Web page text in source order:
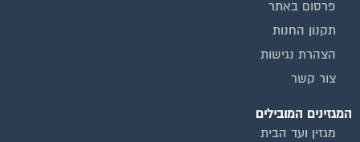
פרסום באתר
תקנון החנות
הצהרת נגישות
צור קשר
המגזינים המובילים
מגזין ועד הבית